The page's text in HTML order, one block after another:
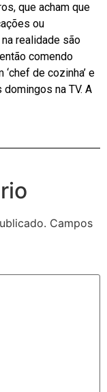
que acham que
ou
realidade são
comendo
de cozinha’ e
na TV. A
Campos